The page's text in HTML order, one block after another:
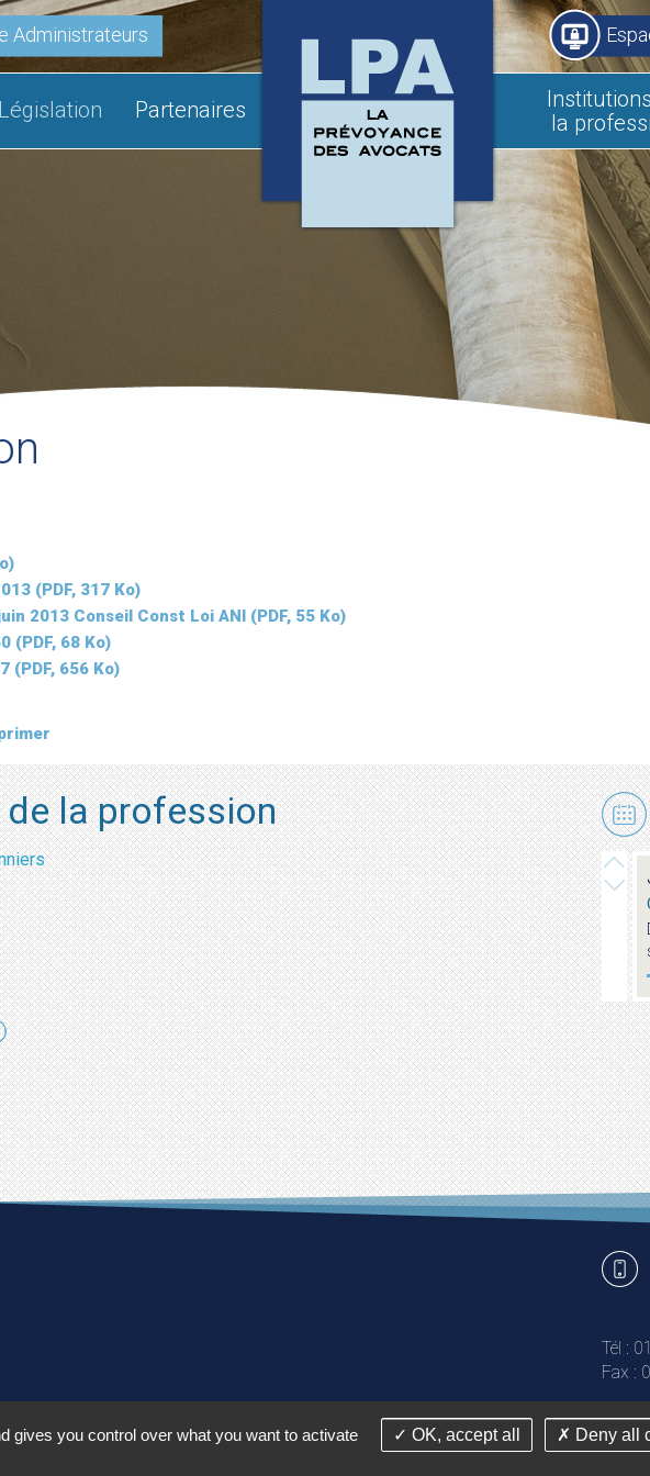
Administrateurs
Législation Partenaires
la
(PDF, 317 Ko)
2013 Conseil Const Loi ANI (PDF, 55 Ko)
(PDF, 68 Ko)
(PDF, 656 Ko)
la profession
Tél :
Fax :
réservés Conception et réalisation Agence web Answeb Plan
gives you control over what you want to activate OK, accept all Deny all